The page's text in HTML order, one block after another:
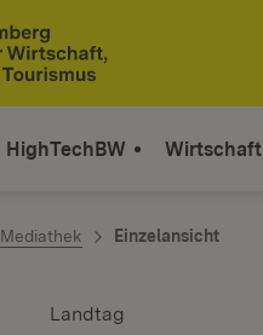
HighTechBW Wirtschaft
Mediathek Einzelansicht
Landtag